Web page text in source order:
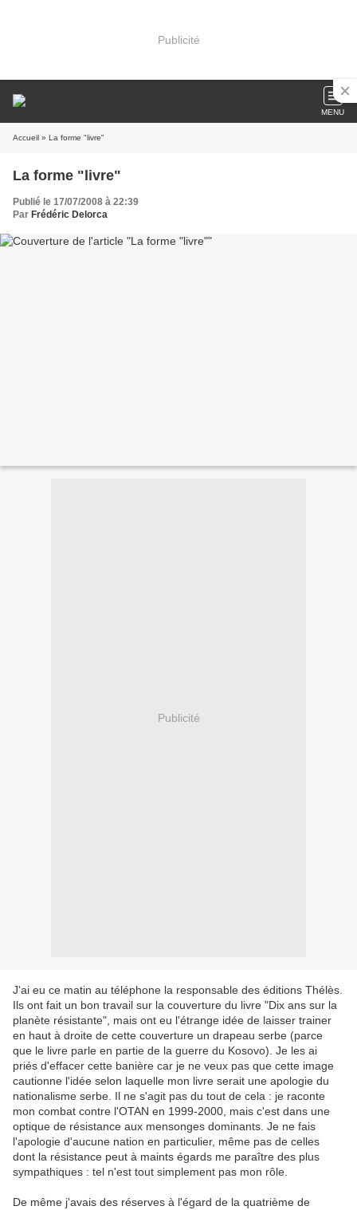
Publicité
MENU
Accueil » La forme "livre"
La forme "livre"
Publié le 17/07/2008 à 22:39
Par Frédéric Delorca
Publicité
J'ai eu ce matin au téléphone la responsable des éditions Thélès.
Ils ont fait un bon travail sur la couverture du livre "Dix ans sur la
planète résistante", mais ont eu l'étrange idée de laisser trainer
en haut à droite de cette couverture un drapeau serbe (parce
que le livre parle en partie de la guerre du Kosovo). Je les ai
priés d'effacer cette banière car je ne veux pas que cette image
cautionne l'idée selon laquelle mon livre serait une apologie du
nationalisme serbe. Il ne s'agit pas du tout de cela : je raconte
mon combat contre l'OTAN en 1999-2000, mais c'est dans une
optique de résistance aux mensonges dominants. Je ne fais
l'apologie d'aucune nation en particulier, même pas de celles
dont la résistance peut à maints égards me paraître des plus
sympathiques : tel n'est tout simplement pas mon rôle.
De même j'avais des réserves à l'égard de la quatrième de